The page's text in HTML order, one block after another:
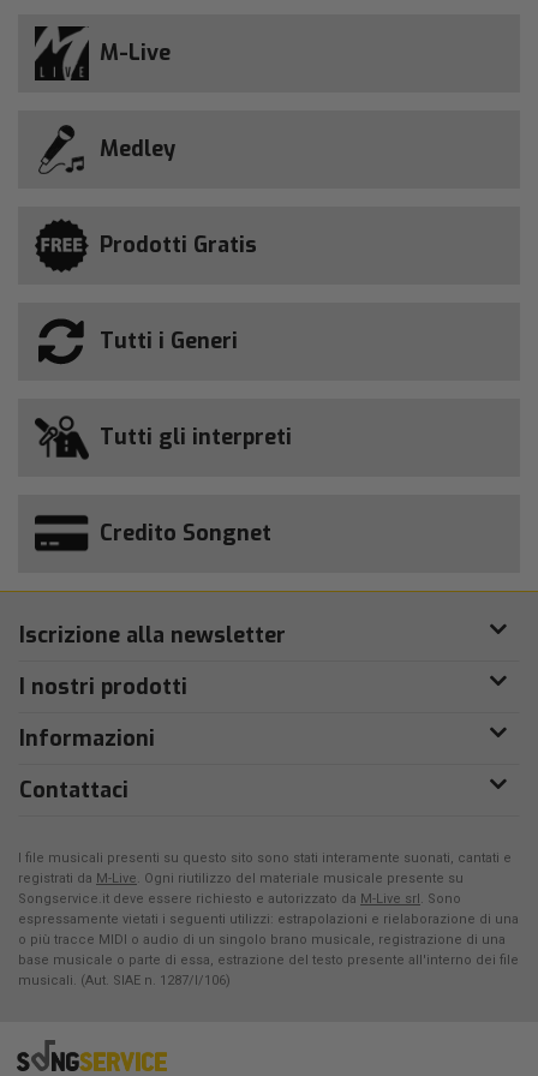
M-Live
Medley
Prodotti Gratis
Tutti i Generi
Tutti gli interpreti
Credito Songnet
Iscrizione alla newsletter
I nostri prodotti
Informazioni
Contattaci
I file musicali presenti su questo sito sono stati interamente suonati, cantati e
registrati da M-Live. Ogni riutilizzo del materiale musicale presente su
Songservice.it deve essere richiesto e autorizzato da M-Live srl. Sono
espressamente vietati i seguenti utilizzi: estrapolazioni e rielaborazione di una
o più tracce MIDI o audio di un singolo brano musicale, registrazione di una
base musicale o parte di essa, estrazione del testo presente all'interno dei file
musicali. (Aut. SIAE n. 1287/I/106)